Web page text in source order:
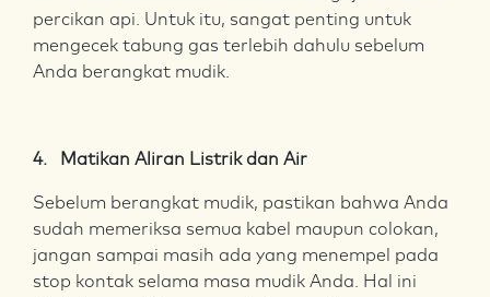
percikan api. Untuk itu, sangat penting untuk
mengecek tabung gas terlebih dahulu sebelum
Anda berangkat mudik.
4. Matikan Aliran Listrik dan Air
Sebelum berangkat mudik, pastikan bahwa Anda
sudah memeriksa semua kabel maupun colokan,
jangan sampai masih ada yang menempel pada
stop kontak selama masa mudik Anda. Hal ini